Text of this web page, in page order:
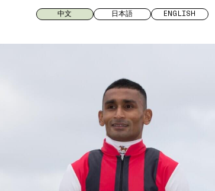
中文 日本語 ENGLISH